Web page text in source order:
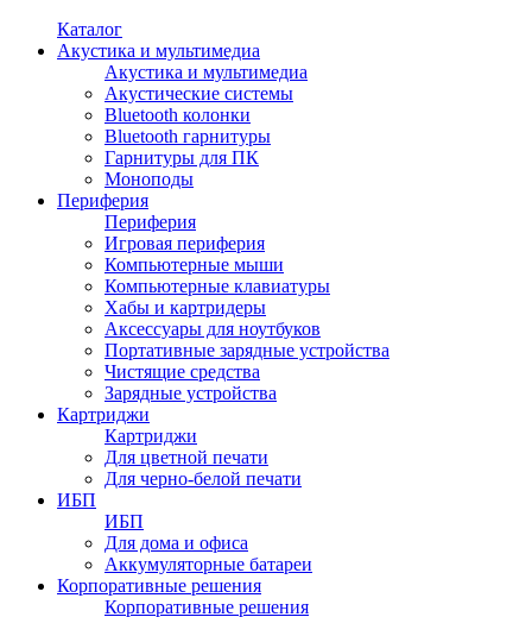
Каталог
Акустика и мультимедиа
Акустика и мультимедиа
Акустические системы
Bluetooth колонки
Bluetooth гарнитуры
Гарнитуры для ПК
Моноподы
Периферия
Периферия
Игровая периферия
Компьютерные мыши
Компьютерные клавиатуры
Хабы и картридеры
Аксессуары для ноутбуков
Портативные зарядные устройства
Чистящие средства
Зарядные устройства
Картриджи
Картриджи
Для цветной печати
Для черно-белой печати
ИБП
ИБП
Для дома и офиса
Аккумуляторные батареи
Корпоративные решения
Корпоративные решения